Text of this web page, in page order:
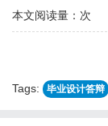
本文阅读量： 次
Tags: 毕业设计答辩